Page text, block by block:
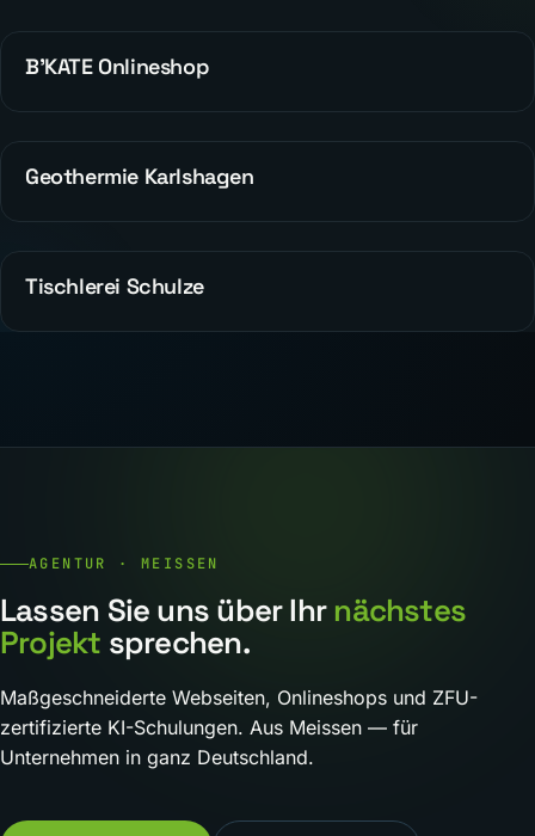
WEBDESIGN
B’KATE Onlineshop
WEBDESIGN
Geothermie Karlshagen
WEBDESIGN
Tischlerei Schulze
AGENTUR · MEISSEN
Lassen Sie uns über Ihr nächstes
Projekt sprechen.
Maßgeschneiderte Webseiten, Onlineshops und ZFU-
zertifizierte KI-Schulungen. Aus Meissen — für
Unternehmen in ganz Deutschland.